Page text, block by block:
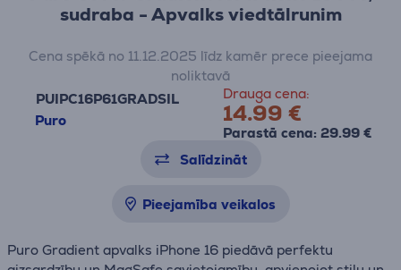
sudraba - Apvalks viedtālrunim
PUIPC16P61GRADSIL
Puro
Drauga cena:
14.99 €
Parastā cena: 29.99 €
Cena spēkā no 11.12.2025 līdz kamēr prece pieejama
noliktavā
Salīdzināt
Pieejamība veikalos
Puro Gradient apvalks iPhone 16 piedāvā perfektu